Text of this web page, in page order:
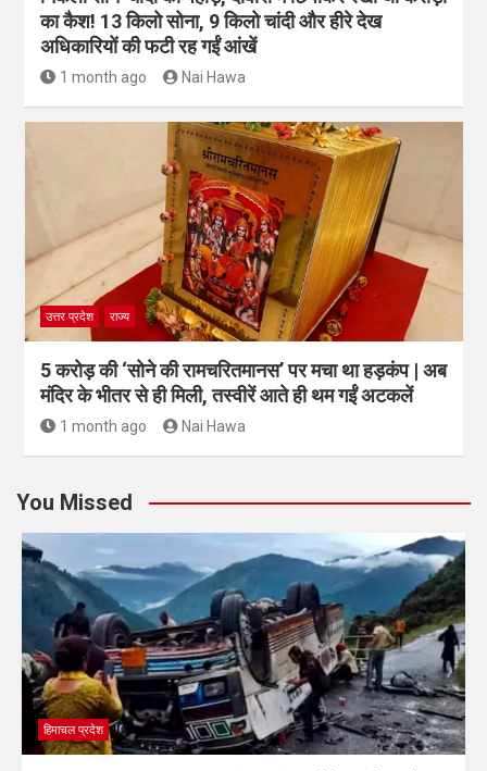
का कैश! 13 किलो सोना, 9 किलो चांदी और हीरे देख
अधिकारियों की फटी रह गईं आंखें
1 month ago Nai Hawa
उत्तर प्रदेश राज्य
5 करोड़ की ‘सोने की रामचरितमानस’ पर मचा था हड़कंप | अब
मंदिर के भीतर से ही मिली, तस्वीरें आते ही थम गईं अटकलें
1 month ago Nai Hawa
You Missed
हिमाचल प्रदेश